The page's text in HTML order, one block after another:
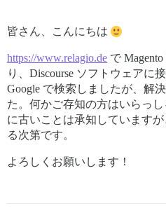
皆さん、こんにちは
https://www.relagio.de で
り、Discourse ソフトウェアに
Google で検索しましたが、解
た。何かご存知の方はいらっ
に古いことは承知しています
る次第です。
よろしくお願いします！